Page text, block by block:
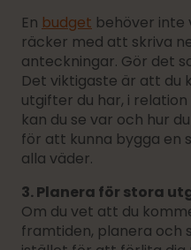
En budget behöver inte
räcker med att skriva
anteckningar. Gör det
Det viktigaste är att du
utgifter du har, i
kan du se var och hur
för att kunna bygga en
alla väder.
3. Planera för stora
Om du vet att du
framtiden, planera och